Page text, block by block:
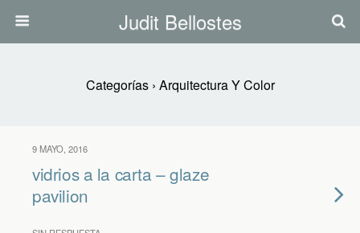
Judit Bellostes
Categorías › Arquitectura Y Color
9 MAYO, 2016
vidrios a la carta – glaze
pavilion